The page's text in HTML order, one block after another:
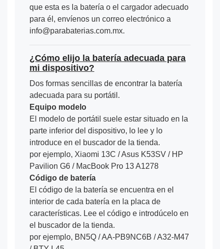
que esta es la batería o el cargador adecuado
para él, envíenos un correo electrónico a
info@parabaterias.com.mx.
¿Cómo elijo la batería adecuada para
mi dispositivo?
Dos formas sencillas de encontrar la batería
adecuada para su portátil.
Equipo modelo
El modelo de portátil suele estar situado en la
parte inferior del dispositivo, lo lee y lo
introduce en el buscador de la tienda.
por ejemplo, Xiaomi 13C / Asus K53SV / HP
Pavilion G6 / MacBook Pro 13 A1278
Código de batería
El código de la batería se encuentra en el
interior de cada batería en la placa de
características. Lee el código e introdúcelo en
el buscador de la tienda.
por ejemplo, BN5Q / AA-PB9NC6B / A32-M47